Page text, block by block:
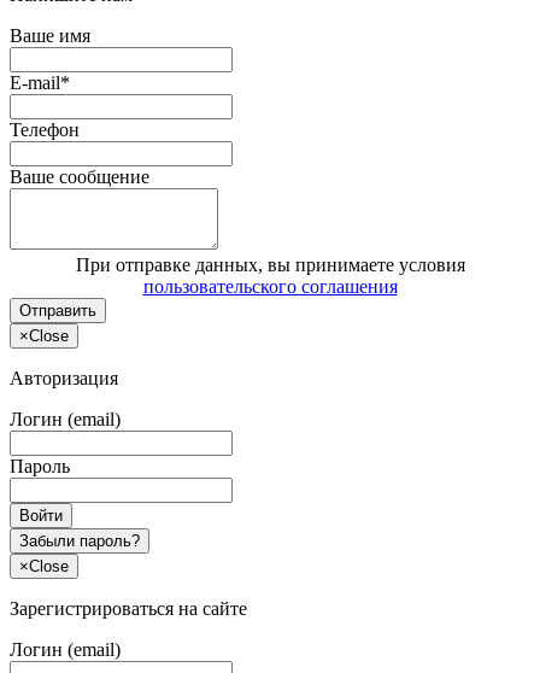
Ваше имя
E-mail*
Телефон
Ваше сообщение
При отправке данных, вы принимаете условия
пользовательского соглашения
Отправить
×Close
Авторизация
Логин (email)
Пароль
Войти
Забыли пароль?
×Close
Зарегистрироваться на сайте
Логин (email)